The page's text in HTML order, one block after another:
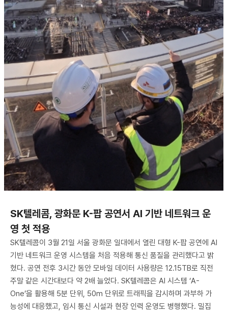
SK텔레콤, 광화문 K-팝 공연서 AI 기반 네트워크 운
영 첫 적용
SK텔레콤이 3월 21일 서울 광화문 일대에서 열린 대형 K-팝 공연에 AI
기반 네트워크 운영 시스템을 처음 적용해 통신 품질을 관리했다고 밝
혔다. 공연 전후 3시간 동안 모바일 데이터 사용량은 12.15TB로 직전
주말 같은 시간대보다 약 2배 늘었다. SK텔레콤은 AI 시스템 ‘A-
One’을 활용해 5분 단위, 50m 단위로 트래픽을 감시하며 과부하 가
능성에 대응했고, 임시 통신 시설과 현장 인력 운영도 병행했다. 밀집